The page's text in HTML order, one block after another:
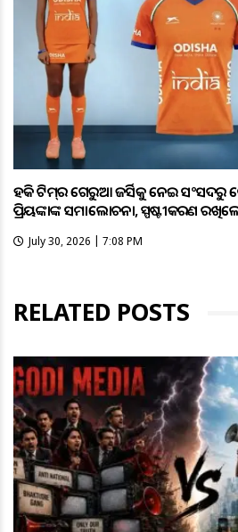
ହକି ଟିମ୍‌ର ଗେରୁଆ ଜର୍ସିକୁ ନେଇ ସଂସଦରୁ
ପ୍ରିୟଙ୍କାଙ୍କ ସମାଲୋଚନା, ସ୍ପଷ୍ଟୀକରଣ
July 30, 2026 | 7:08 PM
RELATED POSTS